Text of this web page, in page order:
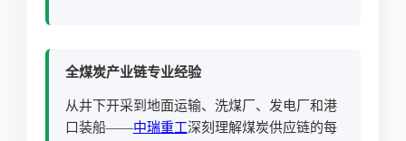
全煤炭产业链专业经验
从井下开采到地面运输、洗煤厂、发电厂和港
口装船——中瑞重工深刻理解煤炭供应链的每